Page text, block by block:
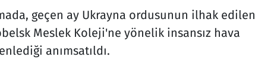
geçen ay Ukrayna ordusunun ilhak edilen
Meslek Koleji'ne yönelik insansız hava
anımsatıldı.